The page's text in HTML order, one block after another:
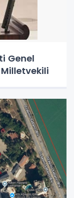
Genel
Milletvekili